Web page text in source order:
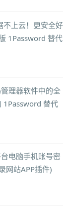
不上云！更安全好
1Password 替代
理器软件中的全
1Password 替代
电脑手机账号密
网站APP插件)